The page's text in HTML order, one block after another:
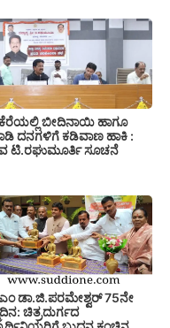
ಬೀದಿನಾಯಿ ಹಾಗೂ
ದನಗಳಿಗೆ ಕಡಿವಾಣ ಹಾಕಿ :
ಟಿ.ರಘುಮೂರ್ತಿ ಸೂಚನೆ
ಡಾ.ಜಿ.ಪರಮೇಶ್ವರ್ 75ನೇ
ಚಿತ್ರದುರ್ಗದ